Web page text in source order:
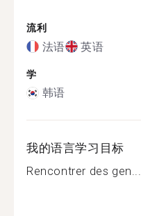
流利
法语 英语
学
韩语
我的语言学习目标
Rencontrer des gen...